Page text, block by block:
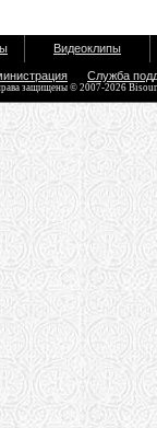
Видеоклипы
Служба
защищены © 2007-2026